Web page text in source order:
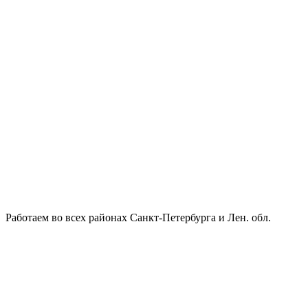
Работаем во всех районах Санкт-Петербурга и Лен. обл.